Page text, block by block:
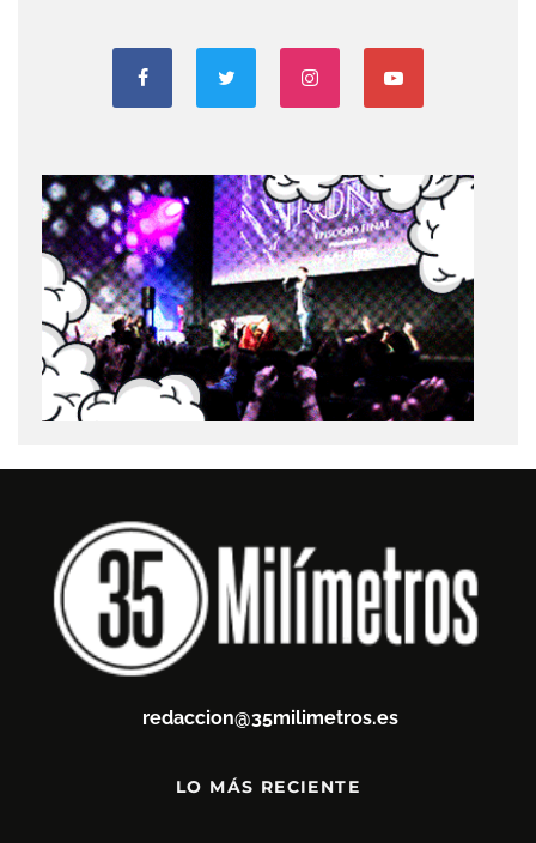
redaccion@35milimetros.es
LO MÁS RECIENTE